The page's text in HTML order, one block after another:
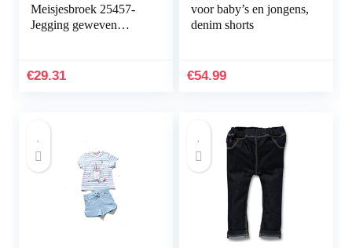
Meisjesbroek 25457-
Jegging geweven
€29.31
voor baby’s en jongens,
denim shorts
€54.99